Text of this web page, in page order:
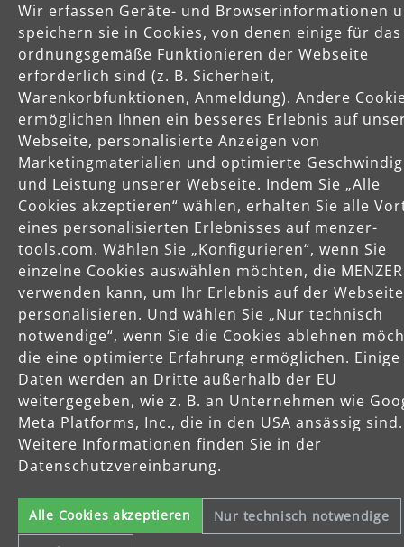
Mo-Do: 8-16 Uhr
Fr: 8-14 Uhr
Produkte
Service
Unternehmen
Celsiusstraße 20
04420 Markranstädt
Telefon: +49 (0) 34205 9 27 94 00
Fax: +49 (0) 34205 9 27 94 29
info@menzer-tools.com
Impressum
Datenschutzerklärung
Wir erfassen Geräte- und Browserinformationen
speichern sie in Cookies, von denen einige für das
ordnungsgemäße Funktionieren der Webseite
erforderlich sind (z. B. Sicherheit,
Warenkorbfunktionen, Anmeldung). Andere
ermöglichen Ihnen ein besseres Erlebnis auf
Webseite, personalisierte Anzeigen von
Marketingmaterialien und optimierte
und Leistung unserer Webseite. Indem Sie „Alle
Cookies akzeptieren“ wählen, erhalten Sie alle
eines personalisierten Erlebnisses auf menzer-
tools.com. Wählen Sie „Konfigurieren“, wenn Sie
einzelne Cookies auswählen möchten, die MENZER
verwenden kann, um Ihr Erlebnis auf der
personalisieren. Und wählen Sie „Nur technisch
notwendige“, wenn Sie die Cookies ablehnen
die eine optimierte Erfahrung ermöglichen.
Daten werden an Dritte außerhalb der EU
weitergegeben, wie z. B. an Unternehmen wie
Meta Platforms, Inc., die in den USA ansässig sind.
Weitere Informationen finden Sie in der
Datenschutzvereinbarung.
Alle Cookies akzeptieren Nur technisch notwendige